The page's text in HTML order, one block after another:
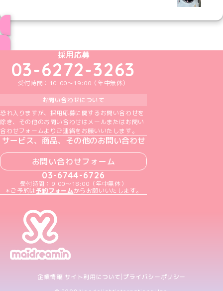
めいどりーみんTikTok公式アカウント
めいどりーみんX公式アカウント
めいどりーみんInstagram公式アカウント
めいどりーみんFacebook公式アカウン
めいどりーみんYouTube公式アカ
採用応募
03-6272-3263
受付時間：10:00～19:00（年中無休）
お問い合わせについて
恐れ入りますが、採用応募に関するお問い合わせを
除き、その他のお問い合わせはメールまたはお問い
合わせフォームよりご連絡をお願いいたします。
サービス、商品、その他のお問い合わせ
お問い合わせフォーム
03-6744-6726
受付時間：9:00～18:00（年中無休）
＊ご予約は予約フォームからお願いいたします。
企業情報 サイト利用について プライバシーポリシー